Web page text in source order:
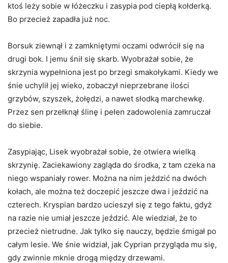
ktoś leży sobie w łóżeczku i zasypia pod ciepłą kołderką.
Bo przecież zapadła już noc.
Borsuk ziewnął i z zamkniętymi oczami odwrócił się na
drugi bok. I jemu śnił się skarb. Wyobrażał sobie, że
skrzynia wypełniona jest po brzegi smakołykami. Kiedy we
śnie uchylił jej wieko, zobaczył nieprzebrane ilości
grzybów, szyszek, żołędzi, a nawet słodką marchewkę.
Przez sen przełknął ślinę i pełen zadowolenia zamruczał
do siebie.
Zasypiając, Lisek wyobrażał sobie, że otwiera wielką
skrzynię. Zaciekawiony zagląda do środka, z tam czeka na
niego wspaniały rower. Można na nim jeździć na dwóch
kołach, ale można też doczepić jeszcze dwa i jeździć na
czterech. Kryspian bardzo ucieszył się z tego faktu, gdyż
na razie nie umiał jeszcze jeździć. Ale wiedział, że to
przecież nietrudne. Jak tylko się nauczy, będzie śmigał po
całym lesie. We śnie widział, jak Cyprian przygląda mu się,
gdy zwinnie mknie drogą między drzewami.